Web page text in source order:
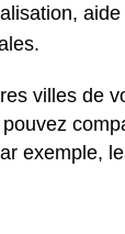
villes de
exemple,